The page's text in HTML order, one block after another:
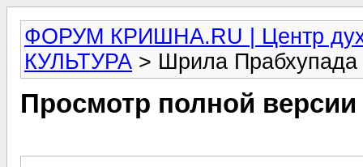
ФОРУМ КРИШНА.RU | Центр
КУЛЬТУРА > Шрила Прабхупада
Просмотр полной